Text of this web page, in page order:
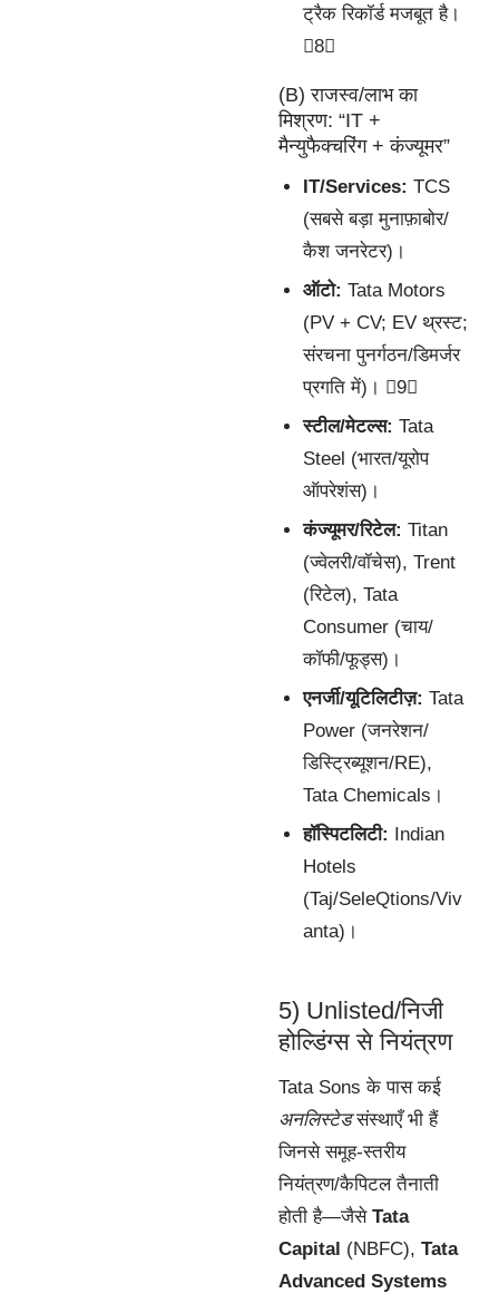
ट्रैक रिकॉर्ड मजबूत है।
8
(B) राजस्व/लाभ का
मिश्रण: “IT +
मैन्युफैक्चरिंग + कंज्यूमर”
IT/Services: TCS
(सबसे बड़ा मुनाफ़ाबोर/
कैश जनरेटर)।
ऑटो: Tata Motors
(PV + CV; EV थ्रस्ट;
संरचना पुनर्गठन/डिमर्जर
प्रगति में)। 9
स्टील/मेटल्स: Tata
Steel (भारत/यूरोप
ऑपरेशंस)।
कंज्यूमर/रिटेल: Titan
(ज्वेलरी/वॉचेस), Trent
(रिटेल), Tata
Consumer (चाय/
कॉफी/फूड्स)।
एनर्जी/यूटिलिटीज़: Tata
Power (जनरेशन/
डिस्ट्रिब्यूशन/RE),
Tata Chemicals।
हॉस्पिटलिटी: Indian
Hotels
(Taj/SeleQtions/Viv
anta)।
5) Unlisted/निजी
होल्डिंग्स से नियंत्रण
Tata Sons के पास कई
अनलिस्टेडसंस्थाएँ भी हैं
जिनसे समूह-स्तरीय
नियंत्रण/कैपिटल तैनाती
होती है—जैसे Tata
Capital (NBFC), Tata
Advanced Systems